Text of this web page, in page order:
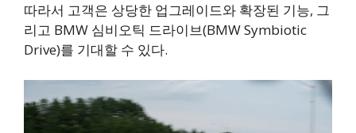
따라서 고객은 상당한 업그레이드와 확장된 기능, 그
리고 BMW 심비오틱 드라이브(BMW Symbiotic
Drive)를 기대할 수 있다.